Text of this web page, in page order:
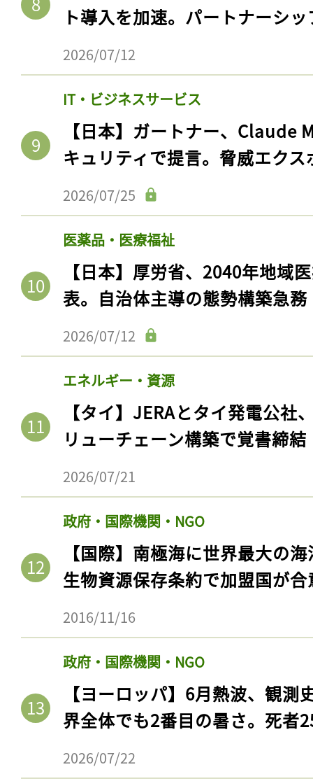
ト導入を加速。パートナーシ
2026/07/12
IT・ビジネスサービス
【日本】ガートナー、Claude
キュリティで提言。脅威エク
2026/07/25
医薬品・医療福祉
【日本】厚労省、2040年地域
表。自治体主導の態勢構築急務
2026/07/12
エネルギー・資源
【タイ】JERAとタイ発電公社
リューチェーン構築で覚書締結
2026/07/21
政府・国際機関・NGO
【国際】南極海に世界最大の
生物資源保存条約で加盟国が合
2016/11/16
政府・国際機関・NGO
【ヨーロッパ】6月熱波、観
界全体でも2番目の暑さ。死者
2026/07/22